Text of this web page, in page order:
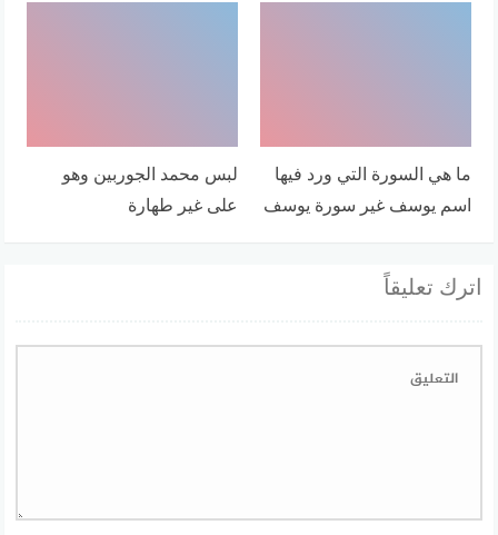
ما هي السورة التي ورد فيها
اسم يوسف غير سورة يوسف
لبس محمد الجوربين وهو
على غير طهارة
اترك تعليقاً